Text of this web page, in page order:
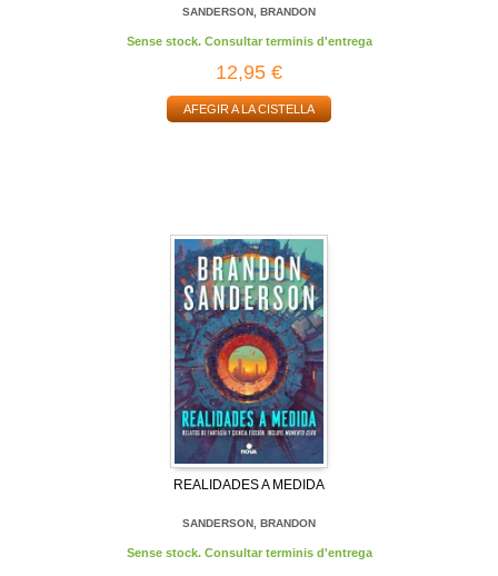
SANDERSON, BRANDON
Sense stock. Consultar terminis d'entrega
12,95 €
AFEGIR A LA CISTELLA
REALIDADES A MEDIDA
SANDERSON, BRANDON
Sense stock. Consultar terminis d'entrega